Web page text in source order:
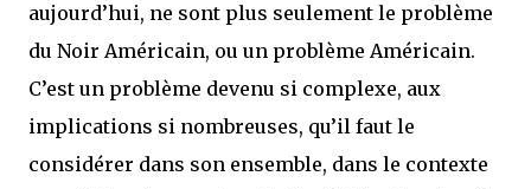
aujourd’hui, ne sont plus seulement le problème
du Noir Américain, ou un problème Américain.
C’est un problème devenu si complexe, aux
implications si nombreuses, qu’il faut le
considérer dans son ensemble, dans le contexte